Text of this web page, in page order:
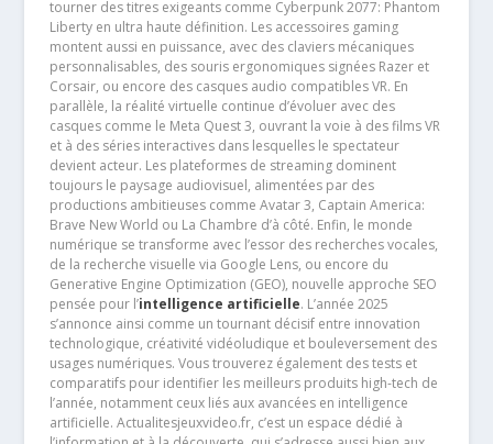
tourner des titres exigeants comme Cyberpunk 2077: Phantom
Liberty en ultra haute définition. Les accessoires gaming
montent aussi en puissance, avec des claviers mécaniques
personnalisables, des souris ergonomiques signées Razer et
Corsair, ou encore des casques audio compatibles VR. En
parallèle, la réalité virtuelle continue d’évoluer avec des
casques comme le Meta Quest 3, ouvrant la voie à des films VR
et à des séries interactives dans lesquelles le spectateur
devient acteur. Les plateformes de streaming dominent
toujours le paysage audiovisuel, alimentées par des
productions ambitieuses comme Avatar 3, Captain America:
Brave New World ou La Chambre d’à côté. Enfin, le monde
numérique se transforme avec l’essor des recherches vocales,
de la recherche visuelle via Google Lens, ou encore du
Generative Engine Optimization (GEO), nouvelle approche SEO
pensée pour l’intelligence artificielle. L’année 2025
s’annonce ainsi comme un tournant décisif entre innovation
technologique, créativité vidéoludique et bouleversement des
usages numériques. Vous trouverez également des tests et
comparatifs pour identifier les meilleurs produits high-tech de
l’année, notamment ceux liés aux avancées en intelligence
artificielle. Actualitesjeuxvideo.fr, c’est un espace dédié à